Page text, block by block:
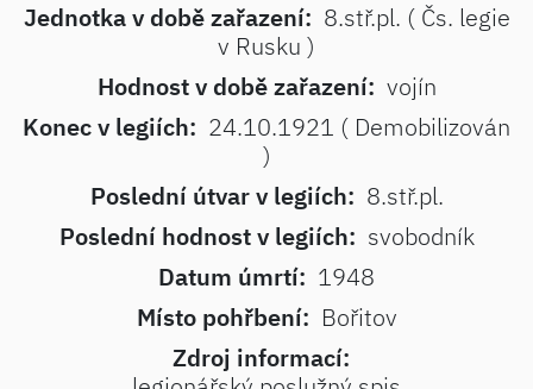
Jednotka v době zařazení: 8.stř.pl. ( Čs. legie
v Rusku )
Hodnost v době zařazení: vojín
Konec v legiích: 24.10.1921 ( Demobilizován
)
Poslední útvar v legiích: 8.stř.pl.
Poslední hodnost v legiích: svobodník
Datum úmrtí: 1948
Místo pohřbení: Bořitov
Zdroj informací: